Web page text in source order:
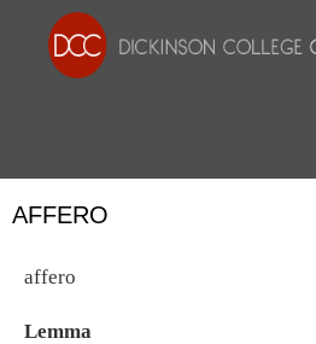
AFFERO
affero
Lemma